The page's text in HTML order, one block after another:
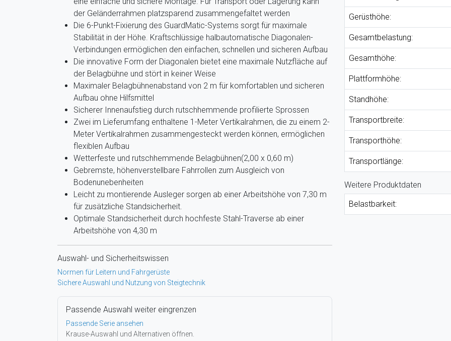
der Geländerrahmen platzsparend zusammengefaltet werden
Die 6-Punkt-Fixierung des GuardMatic-Systems sorgt für maximale
Stabilität in der Höhe. Kraftschlüssige halbautomatische Diagonalen-
Verbindungen ermöglichen den einfachen, schnellen und sicheren Aufbau
Die innovative Form der Diagonalen bietet eine maximale Nutzfläche auf
der Belagbühne und stört in keiner Weise
Maximaler Belagbühnenabstand von 2 m für komfortablen und sicheren
Aufbau ohne Hilfsmittel
Sicherer Innenaufstieg durch rutschhemmende profilierte Sprossen
Zwei im Lieferumfang enthaltene 1-Meter Vertikalrahmen, die zu einem 2-
Meter Vertikalrahmen zusammengesteckt werden können, ermöglichen
flexiblen Aufbau
Wetterfeste und rutschhemmende Belagbühnen(2,00 x 0,60 m)
Gebremste, höhenverstellbare Fahrrollen zum Ausgleich von
Bodenunebenheiten
Leicht zu montierende Ausleger sorgen ab einer Arbeitshöhe von 7,30 m
für zusätzliche Standsicherheit.
Optimale Standsicherheit durch hochfeste Stahl-Traverse ab einer
Arbeitshöhe von 4,30 m
Auswahl- und Sicherheitswissen
Normen für Leitern und Fahrgerüste
Sichere Auswahl und Nutzung von Steigtechnik
Passende Auswahl weiter eingrenzen
Passende Serie ansehen
Krause-Auswahl und Alternativen öffnen.
Gerüsthöhe:
Gesamtbelastung:
Gesamthöhe:
Plattformhöhe:
Standhöhe:
Transportbreite:
Transporthöhe:
Transportlänge:
Weitere Produktdaten
Belastbarkeit: